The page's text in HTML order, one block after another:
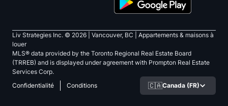
Liv Strategies Inc. © 2026 | Vancouver, BC |
Appartements & maisons à
louer
MLS® data provided by the Toronto Regional Real Estate Board
(TRREB) and is displayed under agreement with Prompton Real Estate
Services Corp.
Confidentialité
Conditions 🇨🇦Canada (FR)